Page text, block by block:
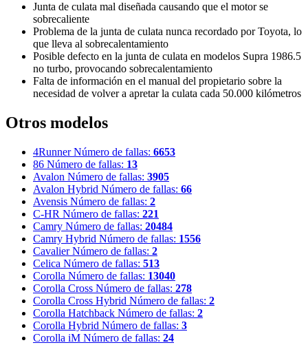
Junta de culata mal diseñada causando que el motor se
sobrecaliente
Problema de la junta de culata nunca recordado por Toyota, lo
que lleva al sobrecalentamiento
Posible defecto en la junta de culata en modelos Supra 1986.5
no turbo, provocando sobrecalentamiento
Falta de información en el manual del propietario sobre la
necesidad de volver a apretar la culata cada 50.000 kilómetros
Otros modelos
4Runner Número de fallas: 6653
86 Número de fallas: 13
Avalon Número de fallas: 3905
Avalon Hybrid Número de fallas: 66
Avensis Número de fallas: 2
C-HR Número de fallas: 221
Camry Número de fallas: 20484
Camry Hybrid Número de fallas: 1556
Cavalier Número de fallas: 2
Celica Número de fallas: 513
Corolla Número de fallas: 13040
Corolla Cross Número de fallas: 278
Corolla Cross Hybrid Número de fallas: 2
Corolla Hatchback Número de fallas: 2
Corolla Hybrid Número de fallas: 3
Corolla iM Número de fallas: 24